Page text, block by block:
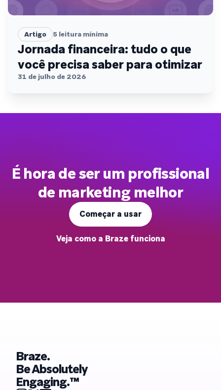
Artigo 5 leitura mínima
Jornada financeira: tudo o que
você precisa saber para otimizar
31 de julho de 2026
É hora de ser um profissional
de marketing melhor
Começar a usar
Veja como a Braze funciona
Braze.
Be Absolutely
Engaging.™